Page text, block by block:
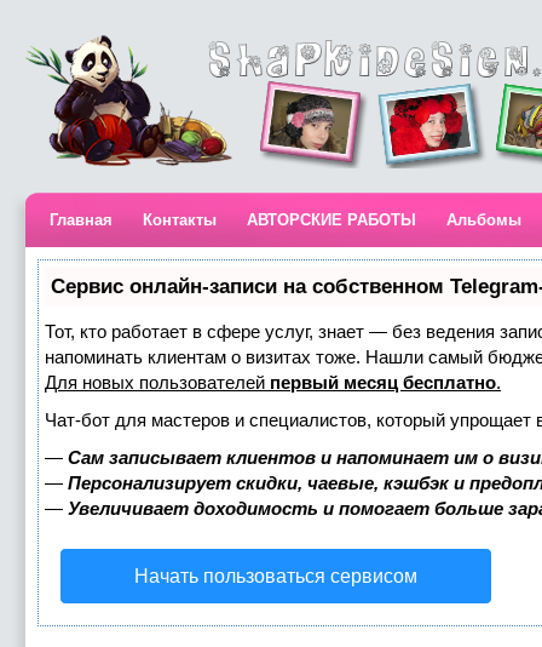
Главная Контакты АВТОРСКИЕ РАБОТЫ Альбомы
Сервис онлайн-записи на собственном
Тот, кто работает в сфере услуг, знает — без ведения
напоминать клиентам о визитах тоже. Нашли самый
Для новых пользователей первый месяц бесплатно.
Чат-бот для мастеров и специалистов, который упрощает
— Сам записывает клиентов и напоминает им о
— Персонализирует скидки, чаевые, кэшбэк и
— Увеличивает доходимость и помогает больше
Начать пользоваться сервисом